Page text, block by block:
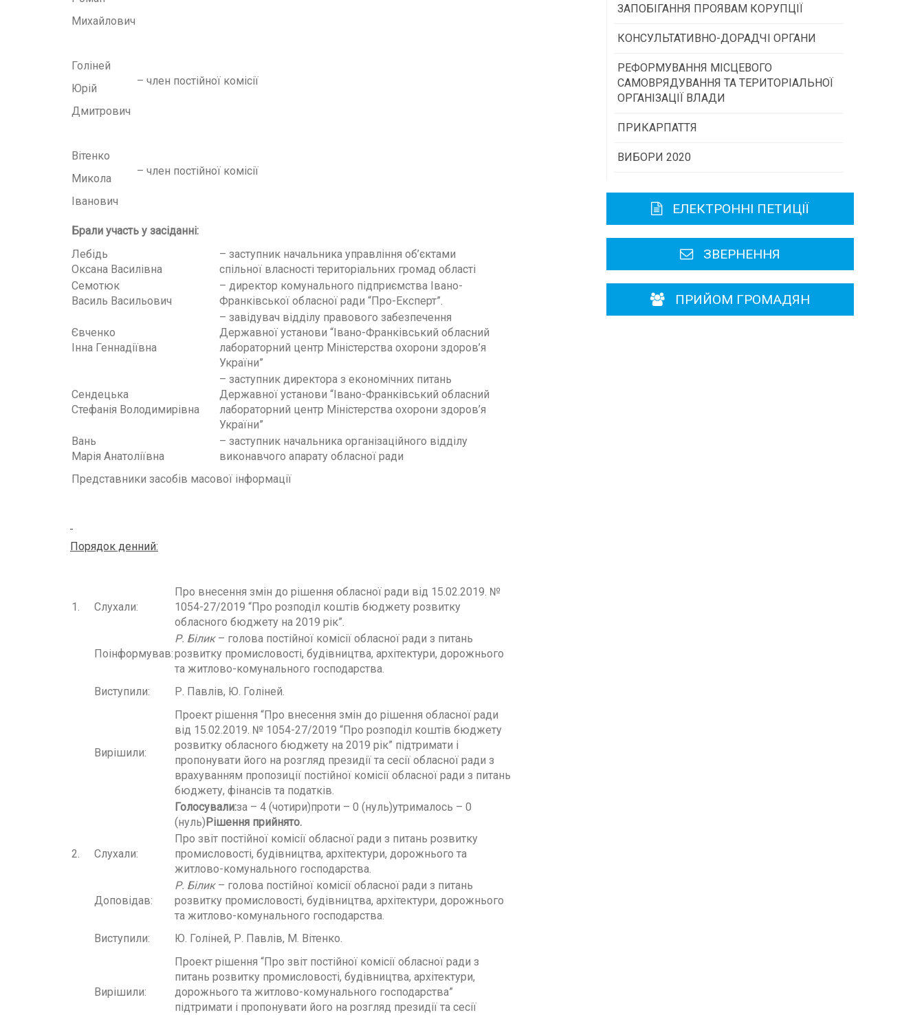
Михайлович
Голіней
Юрій
Дмитрович
– член постійної комісії
Вітенко
Микола
Іванович
– член постійної комісії
Брали участь у засіданні:
Лебідь
Оксана Василівна
– заступник начальника управління об’єктами
спільної власності територіальних громад області
Семотюк
Василь Васильович
– директор комунального підприємства Івано-
Франківської обласної ради “Про-Експерт”.
Євченко
Інна Геннадіївна
– завідувач відділу правового забезпечення
Державної установи “Івано-Франківський обласний
лабораторний центр Міністерства охорони здоров’я
України”
Сендецька
Стефанія Володимирівна
– заступник директора з економічних питань
Державної установи “Івано-Франківський обласний
лабораторний центр Міністерства охорони здоров’я
України”
Вань
Марія Анатоліївна
– заступник начальника організаційного відділу
виконавчого апарату обласної ради
Представники засобів масової інформації
Порядок денний:
1. Слухали:
Про внесення змін до рішення обласної ради від 15.02.2019. №
1054-27/2019 “Про розподіл коштів бюджету розвитку
обласного бюджету на 2019 рік”.
Поінформував:
Р. Білик – голова постійної комісії обласної ради з питань
розвитку промисловості, будівництва, архітектури, дорожнього
та житлово-комунального господарства.
Виступили:
Р. Павлів, Ю. Голіней.
Вирішили:
Проект рішення “Про внесення змін до рішення обласної ради
від 15.02.2019. № 1054-27/2019 “Про розподіл коштів бюджету
розвитку обласного бюджету на 2019 рік” підтримати і
пропонувати його на розгляд президії та сесії обласної ради з
врахуванням пропозиції постійної комісії обласної ради з питань
бюджету, фінансів та податків.
Голосували:за – 4 (чотири)проти – 0 (нуль)утрималось – 0
(нуль)Рішення прийнято.
2. Слухали:
Про звіт постійної комісії обласної ради з питань розвитку
промисловості, будівництва, архітектури, дорожнього та
житлово-комунального господарства.
Доповідав:
Р. Білик – голова постійної комісії обласної ради з питань
розвитку промисловості, будівництва, архітектури, дорожнього
та житлово-комунального господарства.
Виступили:
Ю. Голіней, Р. Павлів, М. Вітенко.
Вирішили:
Проект рішення “Про звіт постійної комісії обласної ради з
питань розвитку промисловості, будівництва, архітектури,
дорожнього та житлово-комунального господарства”
підтримати і пропонувати його на розгляд президії та сесії
суспільства
Програми/конкурси МТД
ЗАПОБІГАННЯ ПРОЯВАМ КОРУПЦІЇ
КОНСУЛЬТАТИВНО-ДОРАДЧІ ОРГАНИ
Консультативна рада
РЕФОРМУВАННЯ МІСЦЕВОГО
САМОВРЯДУВАННЯ ТА ТЕРИТОРІАЛЬНОЇ
ОРГАНІЗАЦІЇ ВЛАДИ
ПРИКАРПАТТЯ
Історична довідка
Карта області
Районні, міські ради
ВИБОРИ 2020
ЕЛЕКТРОННІ ПЕТИЦІЇ
ЗВЕРНЕННЯ
ПРИЙОМ ГРОМАДЯН